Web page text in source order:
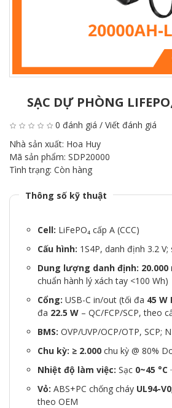
SẠC DỰ PHÒNG
0 đánh giá / Viết đánh giá
Nhà sản xuất: Hoa Huy
Mã sản phẩm: SDP20000
Tình trạng: Còn hàng
Thông số kỹ thuật
Cell: LiFePO₄ cấp A (CCC)
Cấu hình: 1S4P, danh định 3.2 V;
Dung lượng danh định:
chuẩn hành lý xách tay <100 Wh)
Cổng: USB-C in/out (tối đa 45 W
đa 22.5 W – QC/FCP/SCP, theo
BMS: OVP/UVP/OCP/OTP, SCP;
Chu kỳ: ≥ 2.000 chu kỳ @ 80%
Nhiệt độ làm việc: Sạc 0~45 °C
Vỏ: ABS+PC chống cháy UL94-V0
theo OEM